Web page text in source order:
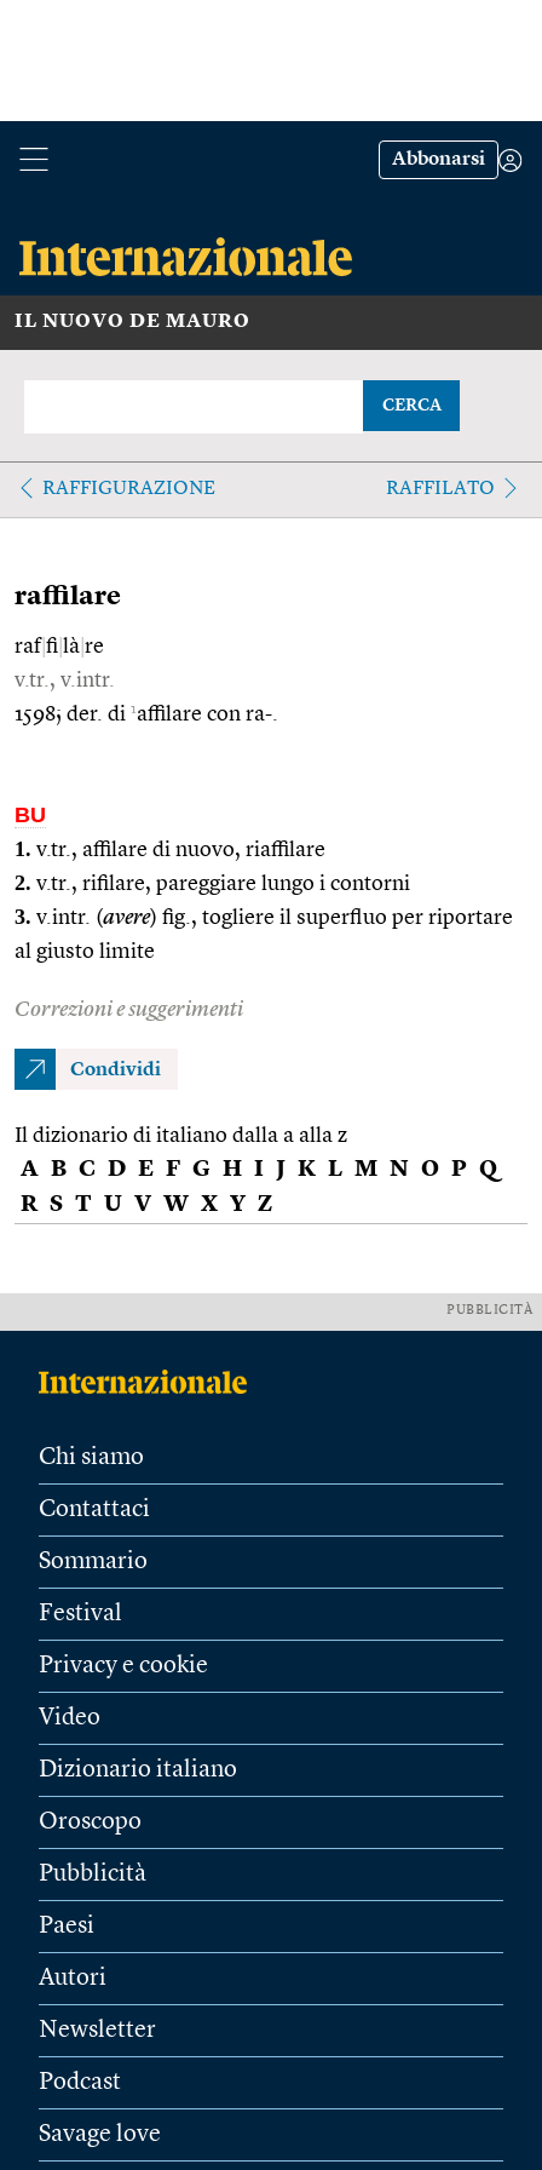
Abbonarsi
IL NUOVO DE MAURO
CERCA
RAFFIGURAZIONE RAFFILATO
raffilare
raf|fi là re
v.tr., v.intr.
1598; der. di 1affilare con ra-.
BU
1. v.tr., affilare di nuovo, riaffilare
2. v.tr., rifilare, pareggiare lungo i contorni
3. v.intr. (avere) fig., togliere il superfluo per riportare
al giusto limite
Correzioni e suggerimenti
Condividi
Il dizionario di italiano dalla a alla z
A B C D E F G H I J K L M N O P Q
R S T U V W X Y Z
PUBBLICITÀ
Chi siamo
Contattaci
Sommario
Festival
Privacy e cookie
Video
Dizionario italiano
Oroscopo
Pubblicità
Paesi
Autori
Newsletter
Podcast
Savage love